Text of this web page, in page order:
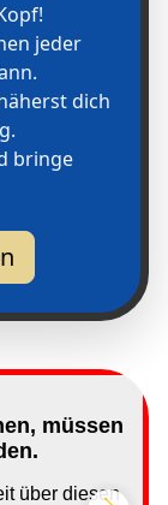
jeder
dich
bringe